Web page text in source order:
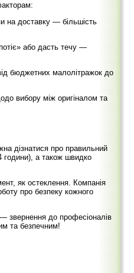
на доставку — більшість
або дасть течу —
бюджетних малолітражок до
вибору між оригіналом та
дізнатися про правильний
години), а також швидко
як остеклення. Компанія
про безпеку кожного
звернення до професіоналів
та безпечним!